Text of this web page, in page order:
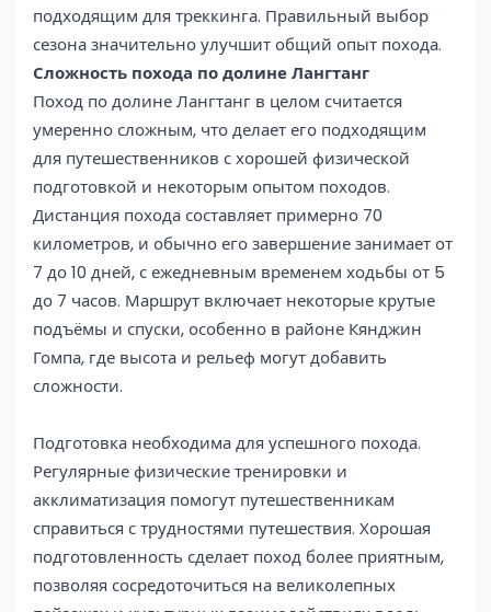
подходящим для треккинга. Правильный выбор
сезона значительно улучшит общий опыт похода.
Сложность похода по долине Лангтанг
Поход по долине Лангтанг в целом считается
умеренно сложным, что делает его подходящим
для путешественников с хорошей физической
подготовкой и некоторым опытом походов.
Дистанция похода составляет примерно 70
километров, и обычно его завершение занимает от
7 до 10 дней, с ежедневным временем ходьбы от 5
до 7 часов. Маршрут включает некоторые крутые
подъёмы и спуски, особенно в районе Кянджин
Гомпа, где высота и рельеф могут добавить
сложности.
Подготовка необходима для успешного похода.
Регулярные физические тренировки и
акклиматизация помогут путешественникам
справиться с трудностями путешествия. Хорошая
подготовленность сделает поход более приятным,
позволяя сосредоточиться на великолепных